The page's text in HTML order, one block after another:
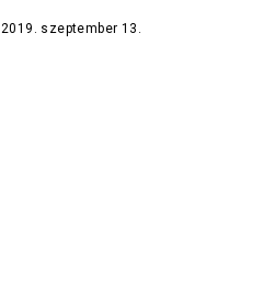
2019. szeptember 13.